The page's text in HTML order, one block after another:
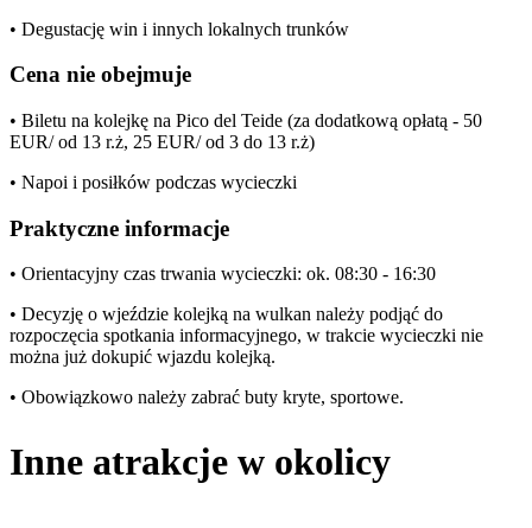
• Degustację win i innych lokalnych trunków
Cena nie obejmuje
• Biletu na kolejkę na Pico del Teide (za dodatkową opłatą - 50
EUR/ od 13 r.ż, 25 EUR/ od 3 do 13 r.ż)
• Napoi i posiłków podczas wycieczki
Praktyczne informacje
• Orientacyjny czas trwania wycieczki: ok. 08:30 - 16:30
• Decyzję o wjeździe kolejką na wulkan należy podjąć do
rozpoczęcia spotkania informacyjnego, w trakcie wycieczki nie
można już dokupić wjazdu kolejką.
• Obowiązkowo należy zabrać buty kryte, sportowe.
Inne atrakcje w okolicy